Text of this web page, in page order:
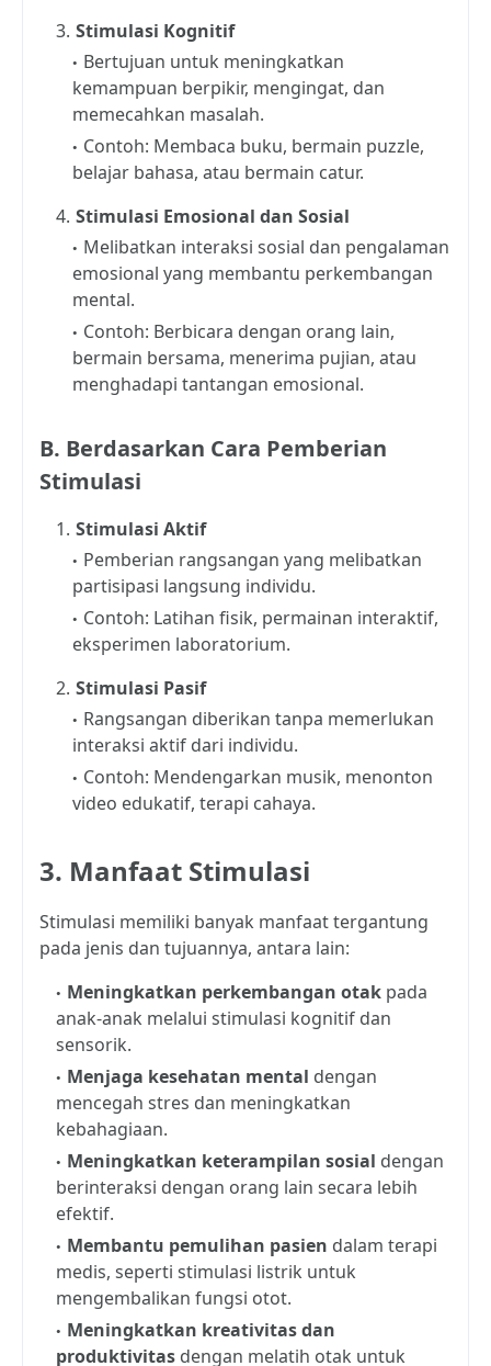
Stimulasi Kognitif
Bertujuan untuk meningkatkan
kemampuan berpikir, mengingat, dan
memecahkan masalah.
Contoh: Membaca buku, bermain puzzle,
belajar bahasa, atau bermain catur.
Stimulasi Emosional dan Sosial
Melibatkan interaksi sosial dan pengalaman
emosional yang membantu perkembangan
mental.
Contoh: Berbicara dengan orang lain,
bermain bersama, menerima pujian, atau
menghadapi tantangan emosional.
B. Berdasarkan Cara Pemberian
Stimulasi
Stimulasi Aktif
Pemberian rangsangan yang melibatkan
partisipasi langsung individu.
Contoh: Latihan fisik, permainan interaktif,
eksperimen laboratorium.
Stimulasi Pasif
Rangsangan diberikan tanpa memerlukan
interaksi aktif dari individu.
Contoh: Mendengarkan musik, menonton
video edukatif, terapi cahaya.
3. Manfaat Stimulasi
Stimulasi memiliki banyak manfaat tergantung
pada jenis dan tujuannya, antara lain:
Meningkatkan perkembangan otak pada
anak-anak melalui stimulasi kognitif dan
sensorik.
Menjaga kesehatan mental dengan
mencegah stres dan meningkatkan
kebahagiaan.
Meningkatkan keterampilan sosial dengan
berinteraksi dengan orang lain secara lebih
efektif.
Membantu pemulihan pasien dalam terapi
medis, seperti stimulasi listrik untuk
mengembalikan fungsi otot.
Meningkatkan kreativitas dan
produktivitas dengan melatih otak untuk